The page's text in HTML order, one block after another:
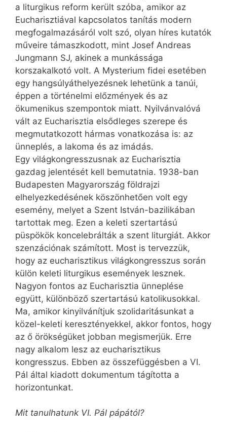
a liturgikus reform került szóba, amikor az
Eucharisztiával kapcsolatos tanítás modern
megfogalmazásáról volt szó, olyan híres kutatók
műveire támaszkodott, mint Josef Andreas
Jungmann SJ, akinek a munkássága
korszakalkotó volt. A Mysterium fidei esetében
egy hangsúlyáthelyezésnek lehetünk a tanúi,
éppen a történelmi előzmények és az
ökumenikus szempontok miatt. Nyilvánvalóvá
vált az Eucharisztia elsődleges szerepe és
megmutatkozott hármas vonatkozása is: az
ünneplés, a lakoma és az imádás.
Egy világkongresszusnak az Eu­charisztia
gazdag jelentését kell bemutatnia. 1938-ban
Budapesten Magyarország földrajzi
elhelyezkedésének köszönhetően volt egy
esemény, melyet a Szent István-bazilikában
tartottak meg. Ezen a keleti szertartású
püspökök koncelebrálták a szent liturgiát. Akkor
szenzációnak számított. Most is tervezzük,
hogy az eucharisztikus világkongresszus során
külön keleti liturgikus események lesznek.
Nagyon fontos az Eu­charisztia ünneplése
együtt, különböző szertartású katolikusokkal.
Ma, amikor kinyilvánítjuk szolidaritásunkat a
közel-keleti keresztényekkel, akkor fontos, hogy
az ő örökségüket jobban megismerjük. Erre
nagy alkalom lesz az eucharisztikus
kongresszus. Ebben az összefüggésben a VI.
Pál által kiadott dokumentum tágította a
horizontunkat.
Mit tanulhatunk VI. Pál pápától?